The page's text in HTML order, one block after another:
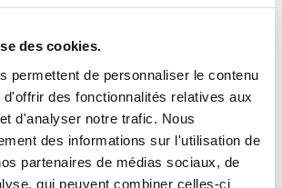
des cookies.
permettent de personnaliser le contenu
des fonctionnalités relatives aux
d'analyser notre trafic. Nous
des informations sur l'utilisation de
partenaires de médias sociaux, de
qui peuvent combiner celles-ci
risques (hors franchise)
à rendre plein
DE LOCATION